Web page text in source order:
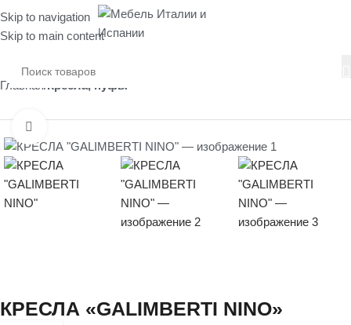
Skip to navigation
Skip to main content
Главная Кресла, пуфы
КРЕСЛА «GALIMBERTI NINO»